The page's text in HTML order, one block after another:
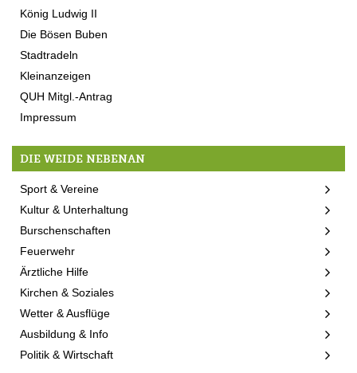
König Ludwig II
Die Bösen Buben
Stadtradeln
Kleinanzeigen
QUH Mitgl.-Antrag
Impressum
DIE WEIDE NEBENAN
Sport & Vereine
Kultur & Unterhaltung
Burschenschaften
Feuerwehr
Ärztliche Hilfe
Kirchen & Soziales
Wetter & Ausflüge
Ausbildung & Info
Politik & Wirtschaft